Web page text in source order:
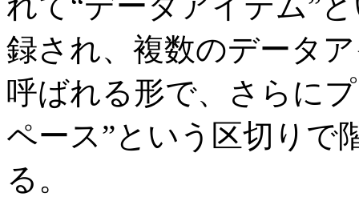
録され、複数のデータ
呼ばれる形で、さらに
ペース”という区切りで
る。